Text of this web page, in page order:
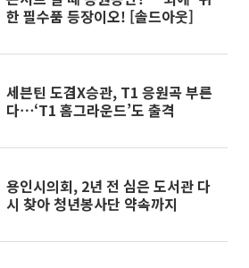
한 필수품 등장이오! [솔드아웃]
세븐틴 도겸X승관, T1 응원곡 부른
다⋯‘T1 홈그라운드’도 출격
용인시의회, 2년 전 심은 도서관 다
시 찾아 청년봉사단 약속까지